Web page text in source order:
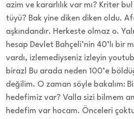
azim ve kararlılık var mı? Kriter
tüyü? Bak yine diken diken oldu.
aşkındandır. Herkeste olmaz o.
hesap Devlet Bahçeli’nin 40’lı bir
vardı, izlemediyseniz izleyin
biraz! Bu arada neden 100’e
değilim. O zaman söyle bakalım:
hedefimiz var? Valla sizi bilmem
hedefim var hocam. Önceleri